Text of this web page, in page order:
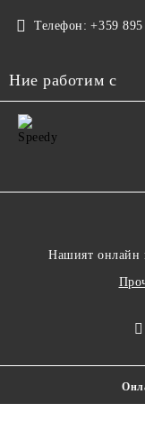
Телефон: +359
Ние работим с
Нашият онлайн